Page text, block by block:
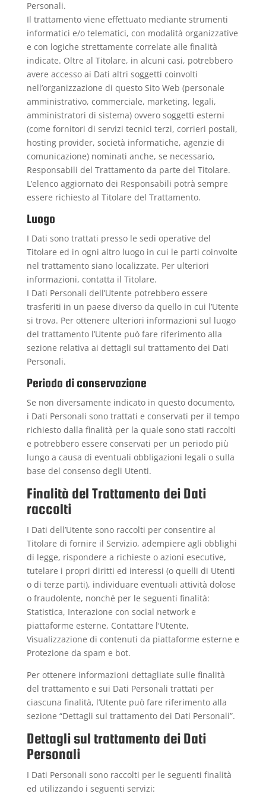
Personali.
Il trattamento viene effettuato mediante strumenti
informatici e/o telematici, con modalità organizzative
e con logiche strettamente correlate alle finalità
indicate. Oltre al Titolare, in alcuni casi, potrebbero
avere accesso ai Dati altri soggetti coinvolti
nell’organizzazione di questo Sito Web (personale
amministrativo, commerciale, marketing, legali,
amministratori di sistema) ovvero soggetti esterni
(come fornitori di servizi tecnici terzi, corrieri postali,
hosting provider, società informatiche, agenzie di
comunicazione) nominati anche, se necessario,
Responsabili del Trattamento da parte del Titolare.
L’elenco aggiornato dei Responsabili potrà sempre
essere richiesto al Titolare del Trattamento.
Luogo
I Dati sono trattati presso le sedi operative del
Titolare ed in ogni altro luogo in cui le parti coinvolte
nel trattamento siano localizzate. Per ulteriori
informazioni, contatta il Titolare.
I Dati Personali dell’Utente potrebbero essere
trasferiti in un paese diverso da quello in cui l’Utente
si trova. Per ottenere ulteriori informazioni sul luogo
del trattamento l’Utente può fare riferimento alla
sezione relativa ai dettagli sul trattamento dei Dati
Personali.
Periodo di conservazione
Se non diversamente indicato in questo documento,
i Dati Personali sono trattati e conservati per il tempo
richiesto dalla finalità per la quale sono stati raccolti
e potrebbero essere conservati per un periodo più
lungo a causa di eventuali obbligazioni legali o sulla
base del consenso degli Utenti.
Finalità del Trattamento dei Dati
raccolti
I Dati dell’Utente sono raccolti per consentire al
Titolare di fornire il Servizio, adempiere agli obblighi
di legge, rispondere a richieste o azioni esecutive,
tutelare i propri diritti ed interessi (o quelli di Utenti
o di terze parti), individuare eventuali attività dolose
o fraudolente, nonché per le seguenti finalità:
Statistica, Interazione con social network e
piattaforme esterne, Contattare l'Utente,
Visualizzazione di contenuti da piattaforme esterne e
Protezione da spam e bot.
Per ottenere informazioni dettagliate sulle finalità
del trattamento e sui Dati Personali trattati per
ciascuna finalità, l’Utente può fare riferimento alla
sezione “Dettagli sul trattamento dei Dati Personali”.
Dettagli sul trattamento dei Dati
Personali
I Dati Personali sono raccolti per le seguenti finalità
ed utilizzando i seguenti servizi: